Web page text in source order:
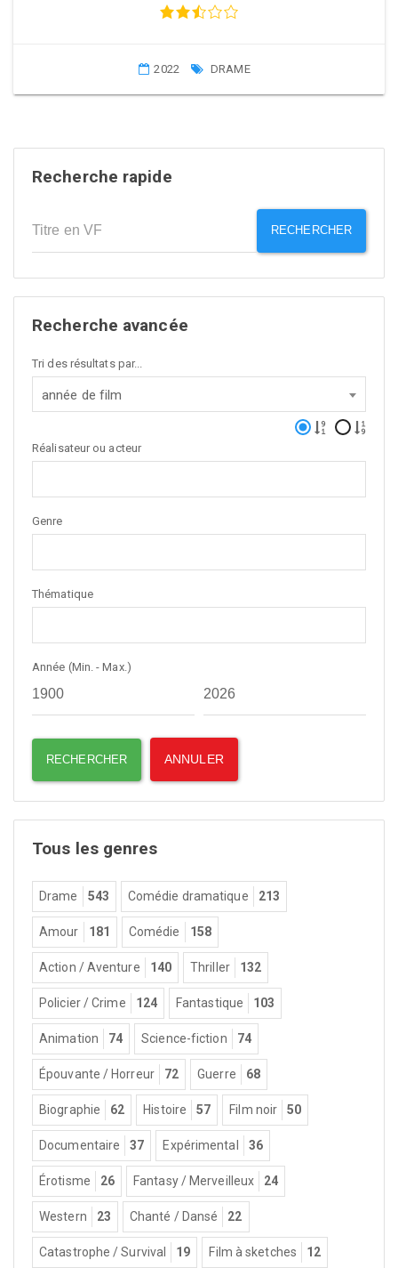
2022 DRAME
Recherche rapide
RECHERCHER
Recherche avancée
Tri des résultats par...
année de film
Réalisateur ou acteur
Genre
Thématique
Année (Min. - Max.)
Tous les genres
Drame 543 Comédie dramatique 213
Amour 181 Comédie 158
Action / Aventure 140 Thriller 132
Policier / Crime 124 Fantastique 103
Animation 74 Science-fiction 74
Épouvante / Horreur 72 Guerre 68
Biographie 62 Histoire 57 Film noir 50
Documentaire 37 Expérimental 36
Érotisme 26 Fantasy / Merveilleux 24
Western 23 Chanté / Dansé 22
Catastrophe / Survival 19 Film à sketches 12